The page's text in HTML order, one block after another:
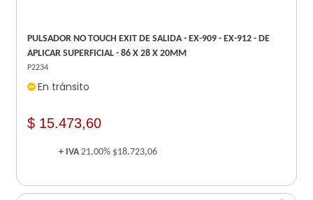
PULSADOR NO TOUCH EXIT DE SALIDA - EX-909 - EX-912 - DE
APLICAR SUPERFICIAL - 86 X 28 X 20MM
P2234
En tránsito
$ 15.473,60
+ IVA21,00% $18.723,06